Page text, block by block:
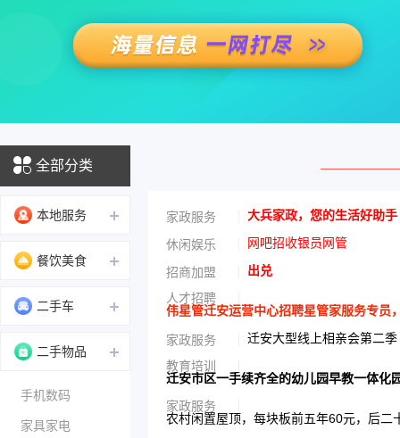
全部分类
本地服务
餐饮美食
二手车
二手物品
手机数码
家具家电
家政服务 大兵家政，您的生活好助手
休闲娱乐 网吧招收银员网管
招商加盟
出兑
人才招聘
伟星管迁安运营中心招聘星管家服务专员
家政服务
迁安大型线上相亲会第二季
教育培训
迁安市区一手续齐全的幼儿园早教一体化
家政服务
农村闲置屋顶，每块板前五年60元，后